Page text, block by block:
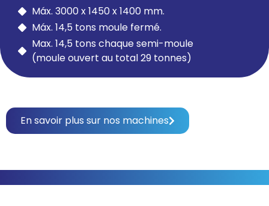
Máx. 3000 x 1450 x 1400 mm.​
Máx. 14,5 tons moule fermé.
Max. 14,5 tons chaque semi-moule
(moule ouvert au total 29 tonnes)​
En savoir plus sur nos machines